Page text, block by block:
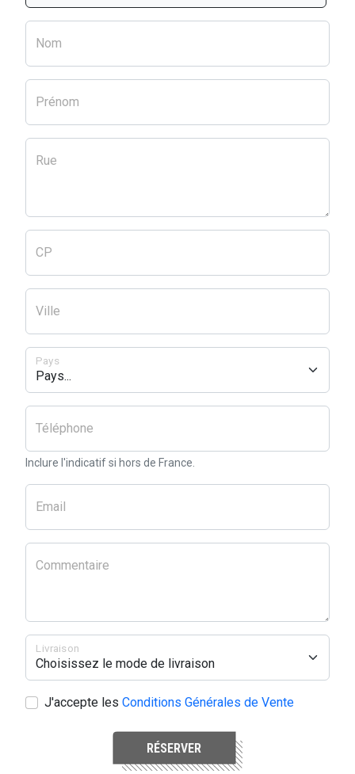
Nom
Prénom
Rue
CP
Ville
Pays
Téléphone
Inclure l'indicatif si hors de France.
Email
Commentaire
Livraison
J'accepte les Conditions Générales de Vente
RÉSERVER